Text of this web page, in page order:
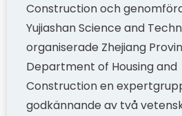
Construction och
Yujiashan Science and
organiserade Zhejiang
Department of Housing and
Construction en
godkännande av två